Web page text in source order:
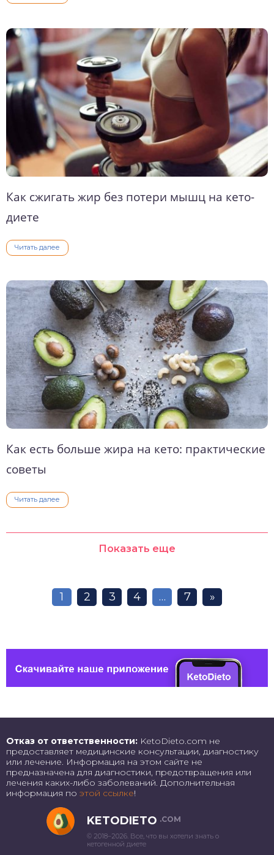
Как сжигать жир без потери мышц на кето-
диете
Читать далее
Как есть больше жира на кето: практические
советы
Читать далее
Показать еще
1 2 3 4 … 7 »
Отказ от ответственности: KetoDieto.com не
предоставляет медицинские консультации, диагностику
или лечение. Информация на этом сайте не
предназначена для диагностики, предотвращения или
лечения каких-либо заболеваний. Дополнительная
информация по этой ссылке!
KETODIETO .COM
© 2018–2026. Все, что вы хотели знать о
кетогенной диете